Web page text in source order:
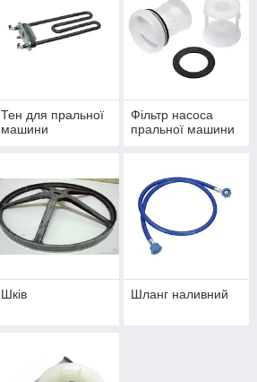
Тен для пральної
машини
Фільтр насоса
пральної машини
Шків Шланг наливний